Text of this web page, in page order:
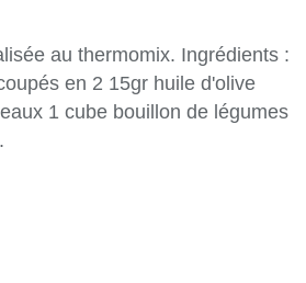
au thermomix. Ingrédients :
en 2 15gr huile d'olive
1 cube bouillon de légumes